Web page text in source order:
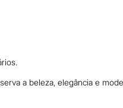
a beleza, elegância e